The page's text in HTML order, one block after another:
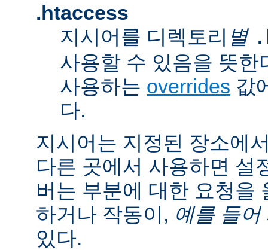
.htaccess
지시어를 디렉토리 별
사용할 수 있음을 뜻한
사용하는 overrides 값
다.
지시어는 지정된 장소에
다른 곳에서 사용하면 설
버는 부분에 대한 요청을
하거나 작동이, 예를 들어
있다.